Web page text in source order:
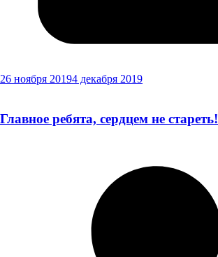
26 ноября 20194 декабря 2019
Главное ребята, сердцем не стареть!